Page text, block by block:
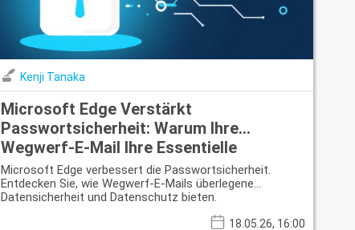
Kenji Tanaka
Microsoft Edge Verstärkt
Passwortsicherheit: Warum Ihre
Wegwerf-E-Mail Ihre Essentielle
Verteidigung Bleibt
Microsoft Edge verbessert die Passwortsicherheit.
Entdecken Sie, wie Wegwerf-E-Mails überlegene
Datensicherheit und Datenschutz bieten.
18.05.26, 16:00